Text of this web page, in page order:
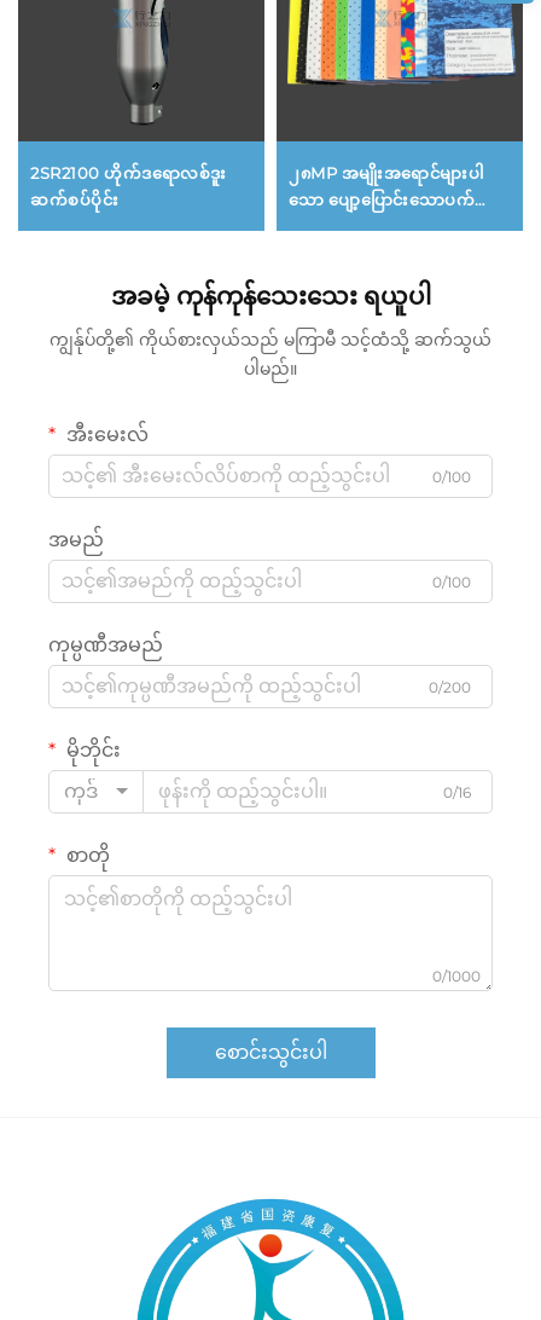
2SR2100 ဟိုက်ဒရောလစ်ဒူး
ဆက်စပ်ပိုင်း
၂၈MP အမျိုးအရောင်များပါ
သော ပျော့ပြောင်းသောပက်
အခမဲ့ ကုန်ကုန်သေးသေး ရယူပါ
ကျွန်ုပ်တို့၏ ကိုယ်စားလှယ်သည် မကြာမီ သင့်ထံသို့ ဆက်သွယ်
ပါမည်။
အီးမေးလ်
0/100
အမည်
0/100
ကုမ္ပဏီအမည်
0/200
မိုဘိုင်း
ကုဒ်
0/16
စာတို
0/1000
စောင်းသွင်းပါ